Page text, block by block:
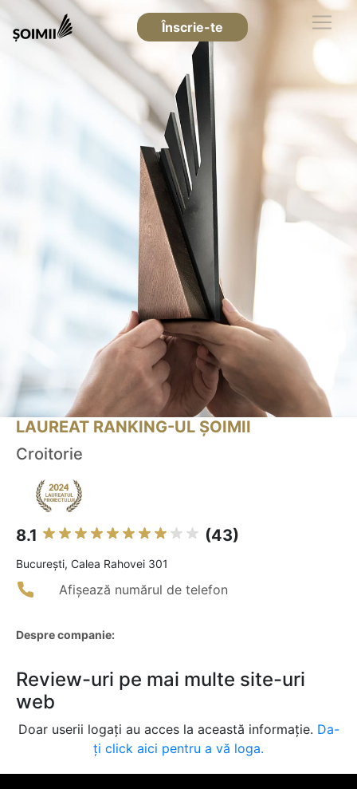
Înscrie-te
LAUREAT RANKING-UL ȘOIMII
Croitorie
8.1 (43)
Bucureşti, Calea Rahovei 301
Afișează numărul de telefon
Despre companie:
Review-uri pe mai multe site-uri
web
Doar userii logați au acces la această informație. Da-
ți click aici pentru a vă loga.